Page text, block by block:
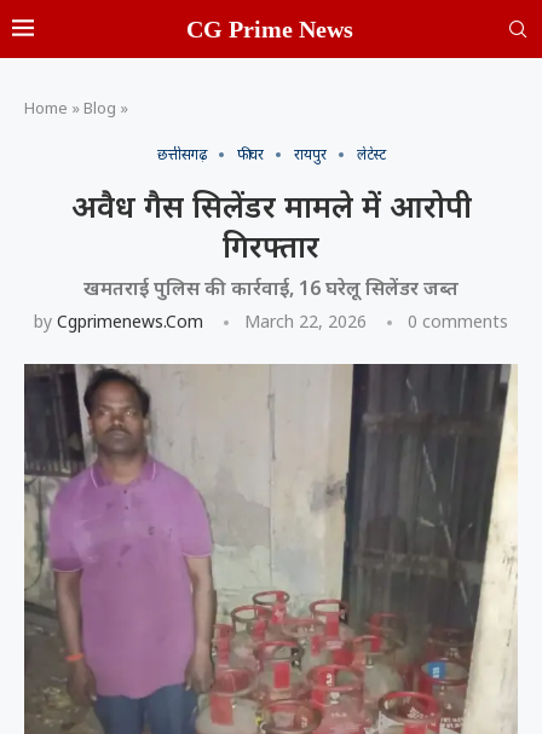
CG Prime News
Home » Blog »
छत्तीसगढ़ फीचर रायपुर लेटेस्ट
अवैध गैस सिलेंडर मामले में आरोपी
गिरफ्तार
खमतराई पुलिस की कार्रवाई, 16 घरेलू सिलेंडर जब्त
by Cgprimenews.com March 22, 2026 0 comments